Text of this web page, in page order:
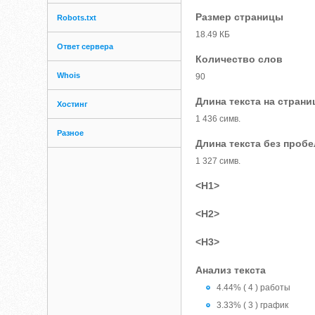
Robots.txt
Ответ сервера
Whois
Хостинг
Разное
Размер страницы
18.49 КБ
Количество слов
90
Длина текста на
1 436 симв.
Длина текста без
1 327 симв.
<H1>
<H2>
<H3>
Анализ текста
4.44% ( 4 ) работы
3.33% ( 3 ) график